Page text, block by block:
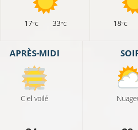
17°C 33°C 18°C
APRÈS-MIDI
Ciel voilé
14°C